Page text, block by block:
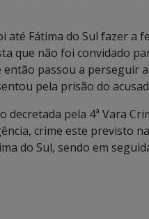
Fátima do Sul fazer a
que não foi convidado
então passou a perseguir
pela prisão do
pela 4ª Vara
crime este previsto
do Sul, sendo em